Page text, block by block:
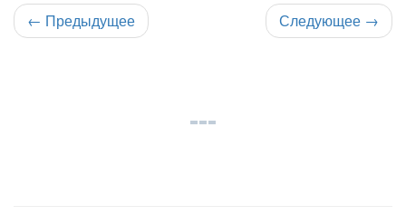
← Предыдущее Следующее →